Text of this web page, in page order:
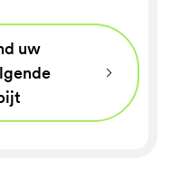
uw
⌵